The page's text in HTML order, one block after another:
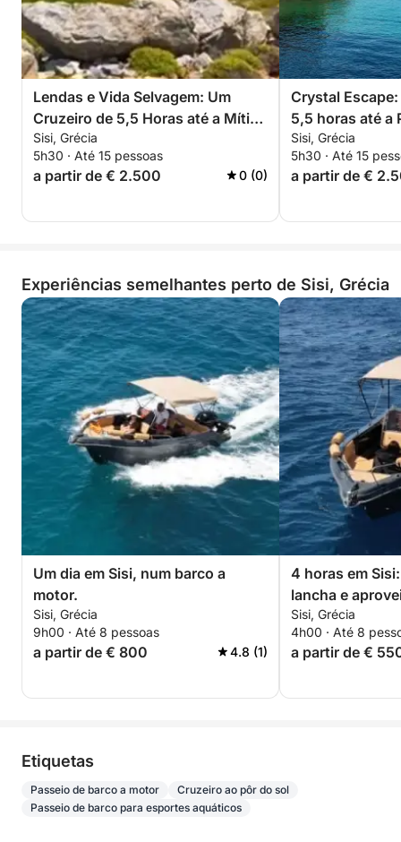
O pequeno grupo garante uma experiência intimista,
com histórias personalizadas, dicas locais e muito
espaço para relaxar e absorver tudo. Seja você um
entusiasta da natureza, um romântico de coração ou
simplesmente em busca de algo diferente, este
cruzeiro ao pôr do sol oferece um momento de
tranquilidade e beleza inesquecível.
Reserve já o seu refúgio ao pôr do sol — relaxe,
banhada pela luz dourada!
Lendas e Vida Selvagem: Um
Cruzeiro de 5,5 Horas até a Mítica
Ilha de Dia
Sisi, Grécia
5h30 · Até 15 pessoas
a partir de € 2.500 0 (0)
Crystal
5,5 horas até a
Sisi, Grécia
5h30 · Até 15
a partir de €
Experiências semelhantes perto de Sisi, Grécia
Um dia em Sisi, num barco a
motor.
Sisi, Grécia
9h00 · Até 8 pessoas
a partir de € 800 4.8 (1)
4 horas em
lancha e
Sisi, Grécia
4h00 · Até 8
a partir de €
Etiquetas
Passeio de barco a motor
Cruzeiro ao pôr do sol
Passeio de barco para esportes aquáticos